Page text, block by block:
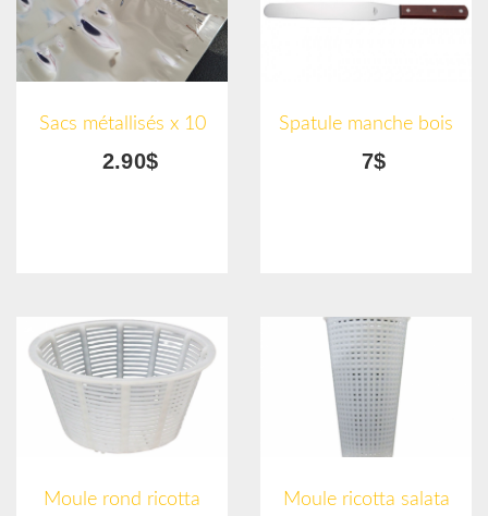
Sacs métallisés x 10
2.90$
Spatule manche bois
7$
Moule rond ricotta Moule ricotta salata